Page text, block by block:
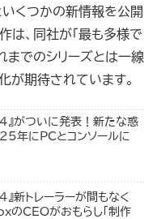
いくつかの新情報を公開
は、同社が「最も多様で
までのシリーズとは一線
が期待されています。
』がついに発表！新たな惑
年にPCとコンソールに
』新トレーラーが間もなく
CEOがおもらし「制作